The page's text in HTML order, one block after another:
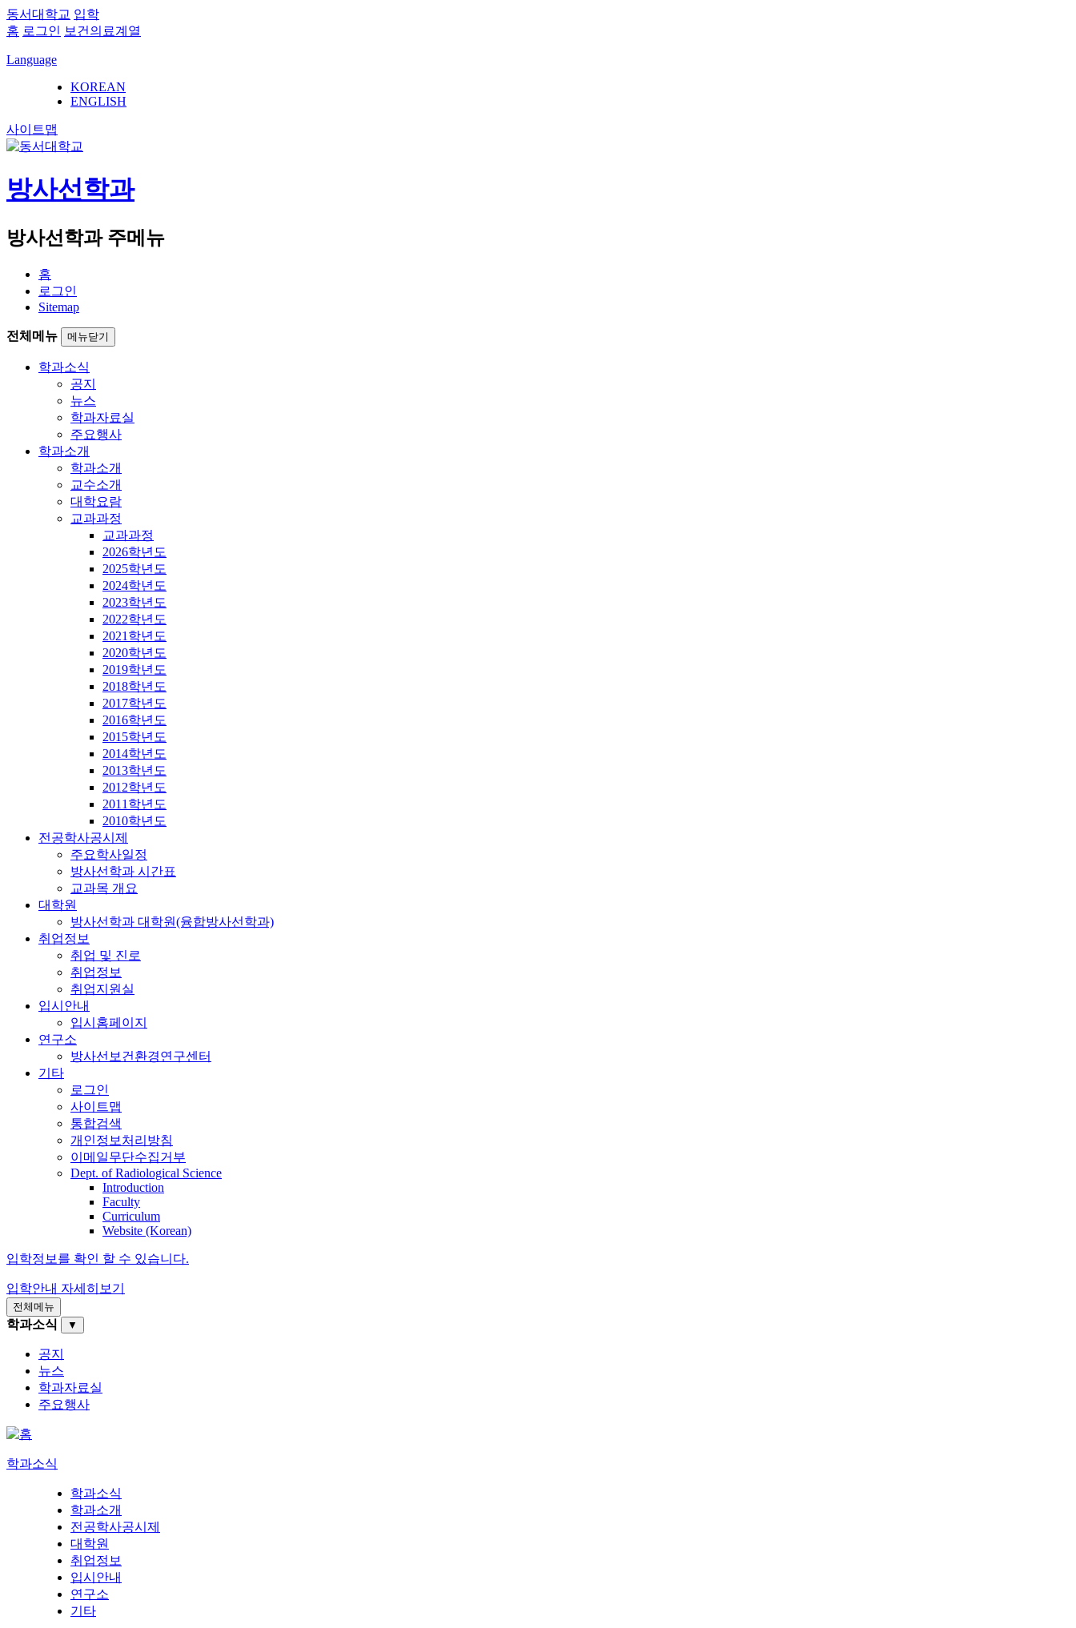
동서대학교 입학
홈 로그인 보건의료계열
Language
KOREAN
ENGLISH
사이트맵
방사선학과
방사선학과 주메뉴
홈
로그인
Sitemap
전체메뉴 메뉴닫기
학과소식
공지
뉴스
학과자료실
주요행사
학과소개
학과소개
교수소개
대학요람
교과과정
교과과정
2026학년도
2025학년도
2024학년도
2023학년도
2022학년도
2021학년도
2020학년도
2019학년도
2018학년도
2017학년도
2016학년도
2015학년도
2014학년도
2013학년도
2012학년도
2011학년도
2010학년도
전공학사공시제
주요학사일정
방사선학과 시간표
교과목 개요
대학원
방사선학과 대학원(융합방사선학과)
취업정보
취업 및 진로
취업정보
취업지원실
입시안내
입시홈페이지
연구소
방사선보건환경연구센터
기타
로그인
사이트맵
통합검색
개인정보처리방침
이메일무단수집거부
Dept. of Radiological Science
Introduction
Faculty
Curriculum
Website (Korean)
입학정보를 확인 할 수 있습니다.
입학안내 자세히보기
전체메뉴
학과소식 ▼
공지
뉴스
학과자료실
주요행사
학과소식
학과소식
학과소개
전공학사공시제
대학원
취업정보
입시안내
연구소
기타